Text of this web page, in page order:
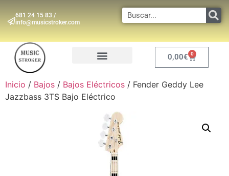
681 24 15 83 /
info@musicstroker.com
0,00€ 0
Inicio / Bajos / Bajos Eléctricos / Fender Geddy Lee
Jazzbass 3TS Bajo Eléctrico